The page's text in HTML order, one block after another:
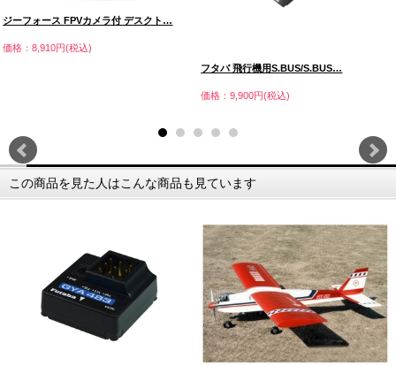
ジーフォース FPVカメラ付 デスクト…
価格：8,910円(税込)
フタバ 飛行機用S.BUS/S.BUS…
価格：9,900円(税込)
この商品を見た人はこんな商品も見ています